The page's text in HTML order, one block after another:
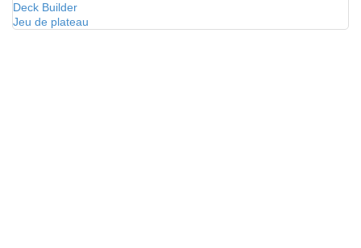
Deck Builder
Jeu de plateau